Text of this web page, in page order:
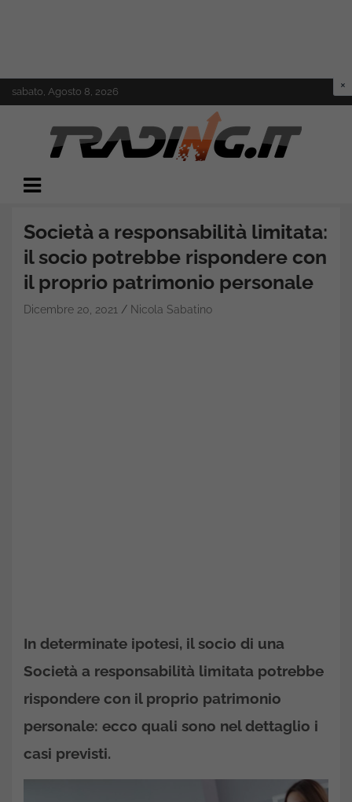
to
sabato, Agosto 8, 2026
Trading.it
Società a responsabilità limitata:
il socio potrebbe rispondere con
il proprio patrimonio personale
Dicembre 20, 2021 Nicola Sabatino
In determinate ipotesi, il socio di una
Società a responsabilità limitata potrebbe
rispondere con il proprio patrimonio
personale: ecco quali sono nel dettaglio i
casi previsti.